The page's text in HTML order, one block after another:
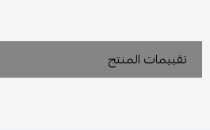
تقييمات المنتج